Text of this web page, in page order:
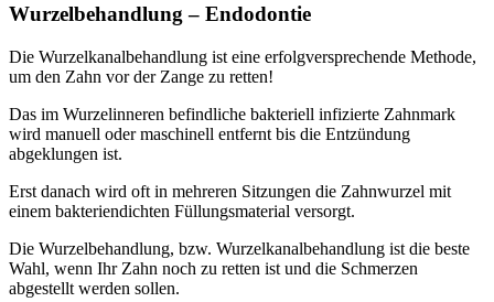
Wurzelbehandlung – Endodontie
Die Wurzelkanalbehandlung ist eine erfolgversprechende Methode,
um den Zahn vor der Zange zu retten!
Das im Wurzelinneren befindliche bakteriell infizierte Zahnmark
wird manuell oder maschinell entfernt bis die Entzündung
abgeklungen ist.
Erst danach wird oft in mehreren Sitzungen die Zahnwurzel mit
einem bakteriendichten Füllungsmaterial versorgt.
Die Wurzelbehandlung, bzw. Wurzelkanalbehandlung ist die beste
Wahl, wenn Ihr Zahn noch zu retten ist und die Schmerzen
abgestellt werden sollen.